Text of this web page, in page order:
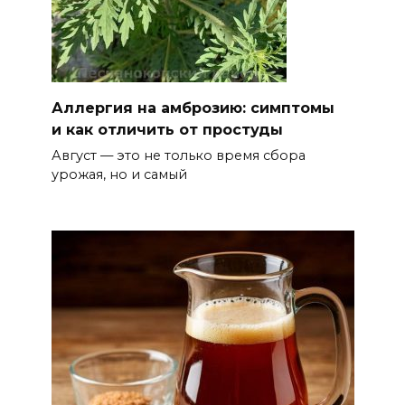
в местных мужчинах
06 августа 2026 15:38
Возбуждено еще одно дело:
подозреваемому в поджоге
на АЗС заполняли две
емкости на 1000 л
Десятки социальных
инициатив из Ростовской
области за 5 лет воплотились
в федеральные законы
06 августа 2026 15:35
Снова пробка: затор на 8 км
Аллергия на амброзию: симптомы
и как отличить от простуды
Август — это не только время сбора
урожая, но и самый